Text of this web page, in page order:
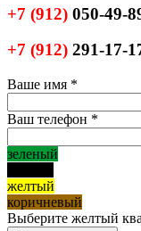
+7 (912) 050-49-
+7 (912) 291-17-
Ваше имя *
Ваш телефон *
зеленый
желтый
коричневый
Выберите желтый